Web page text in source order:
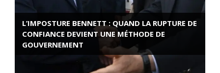
L’IMPOSTURE BENNETT : QUAND LA RUPTURE DE
CONFIANCE DEVIENT UNE MÉTHODE DE
GOUVERNEMENT